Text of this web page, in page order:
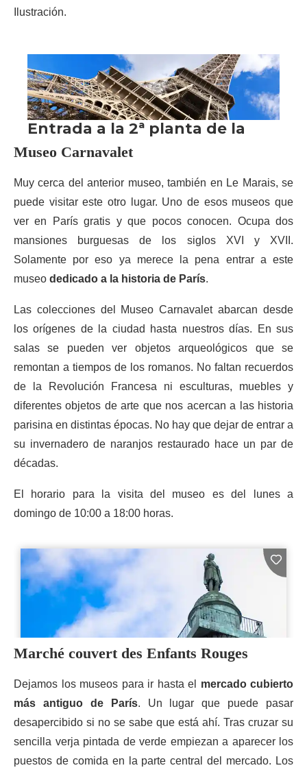
Ilustración.
Museo Carnavalet
Muy cerca del anterior museo, también en Le Marais, se
puede visitar este otro lugar. Uno de esos museos que
ver en París gratis y que pocos conocen. Ocupa dos
mansiones burguesas de los siglos XVI y XVII.
Solamente por eso ya merece la pena entrar a este
museo dedicado a la historia de París.
Las colecciones del Museo Carnavalet abarcan desde
los orígenes de la ciudad hasta nuestros días. En sus
salas se pueden ver objetos arqueológicos que se
remontan a tiempos de los romanos. No faltan recuerdos
de la Revolución Francesa ni esculturas, muebles y
diferentes objetos de arte que nos acercan a las historia
parisina en distintas épocas. No hay que dejar de entrar a
su invernadero de naranjos restaurado hace un par de
décadas.
El horario para la visita del museo es del lunes a
domingo de 10:00 a 18:00 horas.
Marché couvert des Enfants Rouges
Dejamos los museos para ir hasta el mercado cubierto
más antiguo de París. Un lugar que puede pasar
desapercibido si no se sabe que está ahí. Tras cruzar su
sencilla verja pintada de verde empiezan a aparecer los
puestos de comida en la parte central del mercado. Los